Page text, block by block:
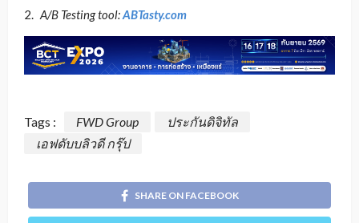
A/B Testing tool:ABTasty.com
Tags : FWD Group
ประกันดิจิทัล
เอฟดับบลิวดี กรุ๊ป
SHARE ON FACEBOOK